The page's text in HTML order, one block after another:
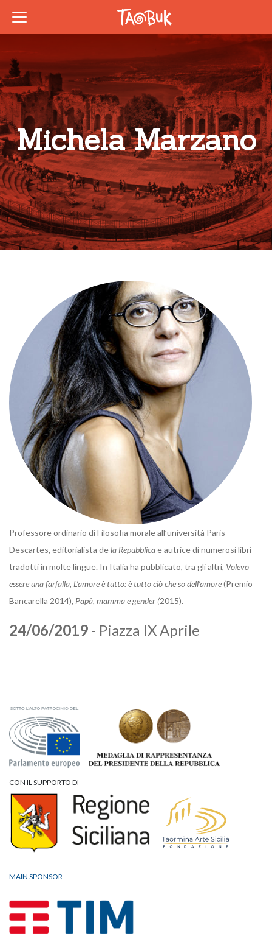
Michela Marzano
Professore ordinario di Filosofia morale all’università Paris
Descartes, editorialista dela Repubblicae autrice di numerosi libri
tradotti in molte lingue. In Italia ha pubblicato, tra gli altri, Volevo
essere una farfalla, L’amore è tutto: è tutto ciò che so dell’amore(Premio
Bancarella 2014), Papà, mamma e gender (2015).
24/06/2019 - Piazza IX Aprile
CON IL SUPPORTO DI
MAIN SPONSOR